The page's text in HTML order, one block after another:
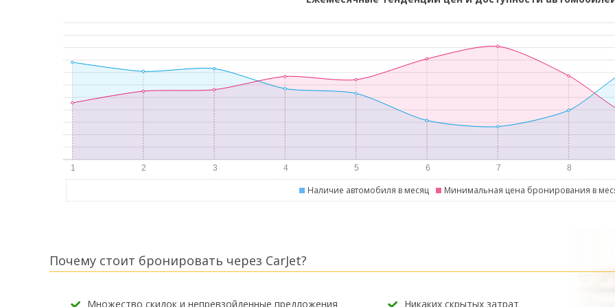
Наличие автомобиля в месяц Минимальная цена бронирования в
Почему стоит бронировать через CarJet?
Множество скидок и непревзойденные предложения Никаких скрытых затрат